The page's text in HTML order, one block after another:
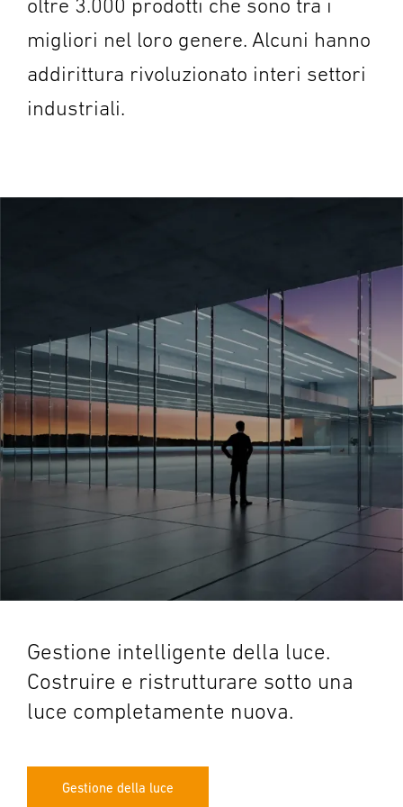
oltre 3.000 prodotti che sono tra i
migliori nel loro genere. Alcuni hanno
addirittura rivoluzionato interi settori
industriali.
Gestione intelligente della luce.
Costruire e ristrutturare sotto una
luce completamente nuova.
Gestione della luce